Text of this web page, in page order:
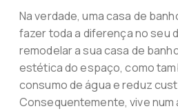
Na verdade, uma casa de
fazer toda a diferença no seu
remodelar a sua casa de
estética do espaço, como
consumo de água e reduz
Consequentemente, vive num